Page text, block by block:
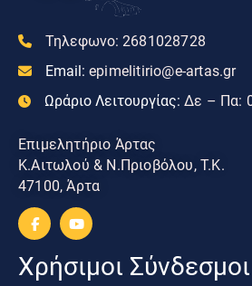
Τηλεφωνο: 2681028728
Email: epimelitirio@e-artas.gr
Ωράριο Λειτουργίας: Δε – Πα:
Επιμελητήριο Άρτας
Κ.Αιτωλού & Ν.Πριοβόλου, Τ.Κ.
47100, Άρτα
Χρήσιμοι Σύνδεσμοι